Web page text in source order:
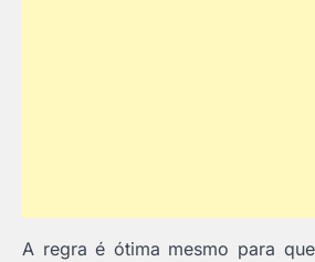
A regra é ótima mesmo para